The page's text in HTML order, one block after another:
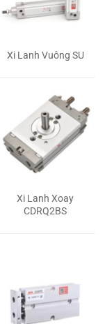
Xi Lanh Vuông SU
Xi Lanh Xoay
CDRQ2BS